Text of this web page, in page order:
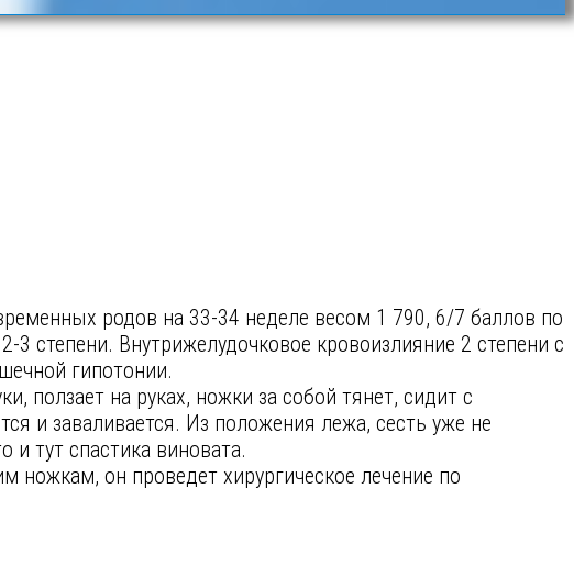
родов на 33-34 неделе весом 1 790, 6/7 баллов по
степени. Внутрижелудочковое кровоизлияние 2 степени с
гипотонии.
ползает на руках, ножки за собой тянет, сидит с
и заваливается. Из положения лежа, сесть уже не
и тут спастика виновата.
ножкам, он проведет хирургическое лечение по